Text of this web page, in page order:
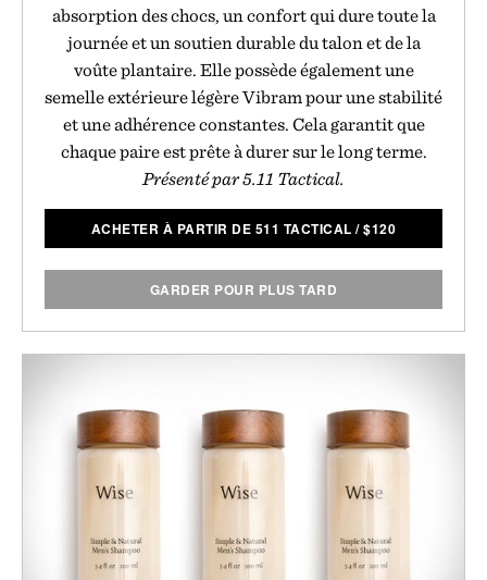
absorption des chocs, un confort qui dure toute la
journée et un soutien durable du talon et de la
voûte plantaire. Elle possède également une
semelle extérieure légère Vibram pour une stabilité
et une adhérence constantes. Cela garantit que
chaque paire est prête à durer sur le long terme.
Présenté par 5.11 Tactical.
ACHETER À PARTIR DE 511 TACTICAL /$120
GARDER POUR PLUS TARD